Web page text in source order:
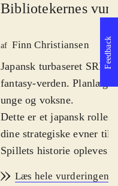
Bibliotekernes
af Finn Christiansen
Japansk turbaseret
fantasy-verden. Planlæg
unge og voksne.
Dette er et japansk
dine strategiske evner til
Spillets historie opleves
Læs hele vurderingen
Feedback